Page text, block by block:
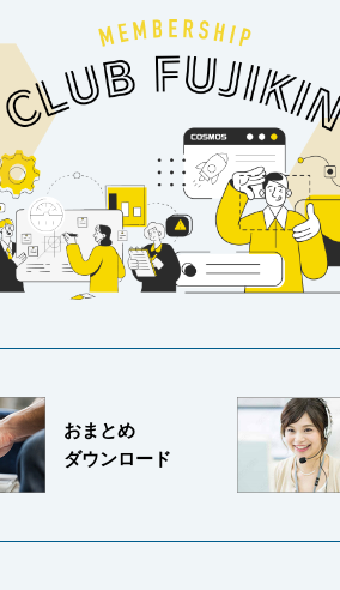
おまとめ
ダウンロード